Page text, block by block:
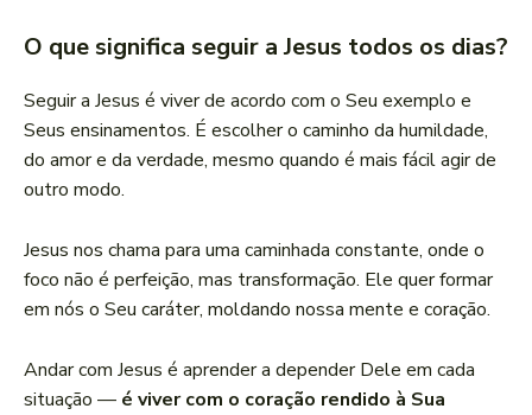
O que significa seguir a Jesus todos os dias?
Seguir a Jesus é viver de acordo com o Seu exemplo e
Seus ensinamentos. É escolher o caminho da humildade,
do amor e da verdade, mesmo quando é mais fácil agir de
outro modo.
Jesus nos chama para uma caminhada constante, onde o
foco não é perfeição, mas transformação. Ele quer formar
em nós o Seu caráter, moldando nossa mente e coração.
Andar com Jesus é aprender a depender Dele em cada
situação — é viver com o coração rendido à Sua